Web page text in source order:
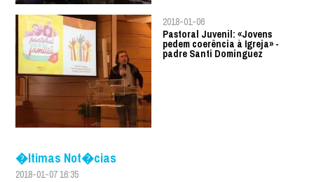
2018-01-06
Pastoral Juvenil: «Jovens
pedem coerência à Igreja» -
padre Santi Dominguez
�ltimas Not�cias
2018-01-07 16:35